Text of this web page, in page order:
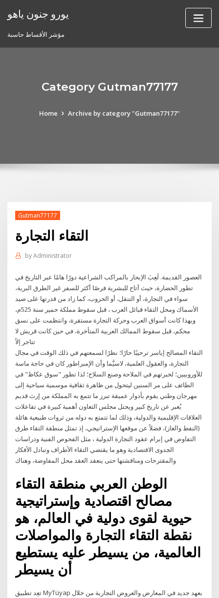
يورو جنون ياهو
مؤشر الأقساط حاسبة
Category Gutman77177
Home Archive by category "Gutman77177"
Gutman77177
التقاء التجارة
byAdministrator
العصور القديمة. لَعِبَ الإبحار بالمراكب الشراعية دورًا هامًا عبر التاريخ في
تطور الحضارة، حيث أتاح للبشرية فرصًا أكثر للسفر غير الطرق البرية،
سواء في التجارة، أو التنقل، أو الحروب، كما زاد من قدرتها على صيد
الأسماك ومحل التقاء قبائل العرب ، قبل سقوط مملكة حمير سنة 525م،
وبهذا كانت أسواق العرب وحركة التجارة مستقرة، وانتظمت على نسق
محكم، قبل سقوط الممالك العربية المتأخرة، في حين كانت قريش لا
تتاجر إلاً
التقاء المصالح إياسر ترحيبًا حارًا؛ نظرًا لسمعتهم في ذلك الوقت في مجال
التجارة، والعقول العلمية، لاسيَّما وأن الإمبراطور كان في حاجة ماسة
للأوروبيين؛ لخبرتهم في الملاحة وصنع السلاح؛ لذا تطور "سوق عكاظ" في
الطائف على مر السنين ليتحول من ظاهرة ثقافية موسمية سياحية إلى
مهرجان وطني يقوم بأدوار عميقة تبرز ما تتمع به المملكة من إرث قديم
يُعبر عن تاريخ كبير ويحتل مجلس التعاون أهمية كبيرة في تفاعلات
العلاقات الإقليمية والدولية، وذلك لما تتمتع به دوله من ثروات طبيعية هائلة
(النفط والغاز)، فضلاً عن موقعها الإستراتيجي، إذ تمثل منطقة التقاء طرق
التفاوض في إبرام عقود التجارة الدولية ، مثل الفحوص الفنية ودراسات
الجدوى الاقتصادية وهو ما يقتضي التقاء الأطراف وتبادل الأفكار
والمقترحات ومناقشتها حتى ينعقد العقد محل المفاوضة، وهناك
الوطن العربي منطقة التقاء
مصالح اقتصادية وإستراتيجية
حيوية لقوى دولية في العالم، هو
نقطة التقاء التجارة والمواصلات
العالمية، من يسيطر عليه يستطيع
تعِد تطبيق MyTüyap بعهد جديد في المعارض والعروض التجارية من خلال